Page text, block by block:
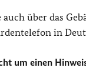
über das
in
um einen